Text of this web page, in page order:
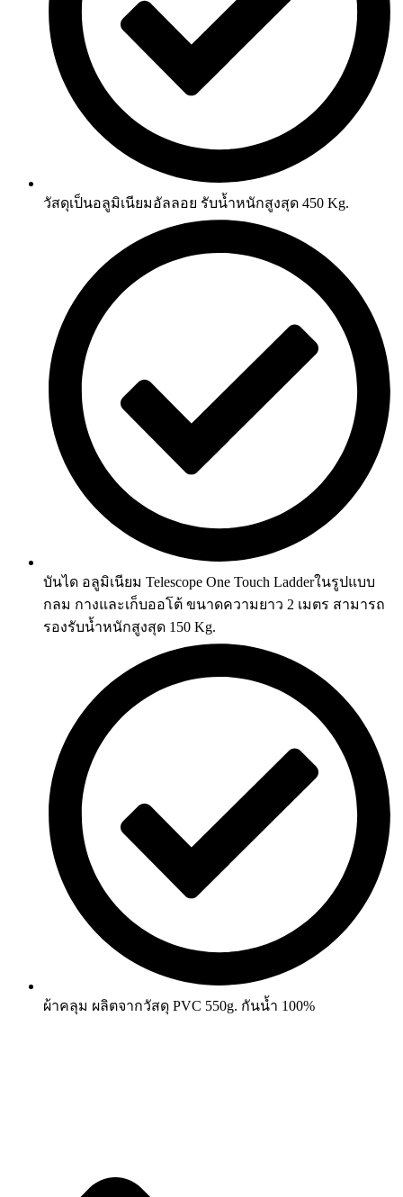
วัสดุเป็นอลูมิเนียมอัลลอย รับน้ำหนักสูงสุด 450 Kg.
บันได อลูมิเนียม Telescope One Touch Ladderในรูปแบบ
กลม กางและเก็บออโต้ ขนาดความยาว 2 เมตร สามารถ
รองรับน้ำหนักสูงสุด 150 Kg.
ผ้าคลุม ผลิตจากวัสดุ PVC 550g. กันน้ำ 100%